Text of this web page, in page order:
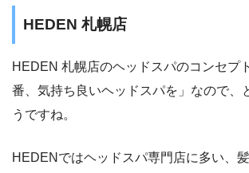
HEDEN 札幌店
HEDEN 札幌店のヘッドスパのコンセプ
番、気持ち良いヘッドスパを」なので、
うですね。
HEDENではヘッドスパ専門店に多い、